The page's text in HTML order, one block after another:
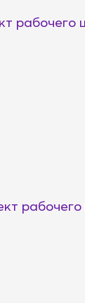
рабочего